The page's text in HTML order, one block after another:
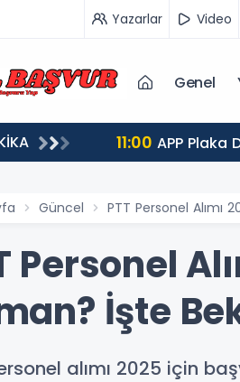
Yazarlar Video
Genel
11:00 APP Plaka
Güncel PTT Personel Alımı
Personel
İşte
alımı 2025 için